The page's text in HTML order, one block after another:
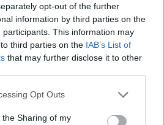
opt-out of the further
information by third parties on the
participants. This information may
third parties on the IAB’s List of
that may further disclose it to other
app uses one or more Google
usage behaviour. You may click to
Opt Outs
Sharing of my